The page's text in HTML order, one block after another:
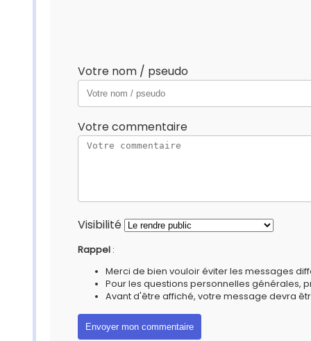
Votre nom / pseudo
Votre commentaire
Visibilité
Rappel :
Merci de bien vouloir éviter les messages
Pour les questions personnelles générales,
Avant d'être affiché, votre message devra